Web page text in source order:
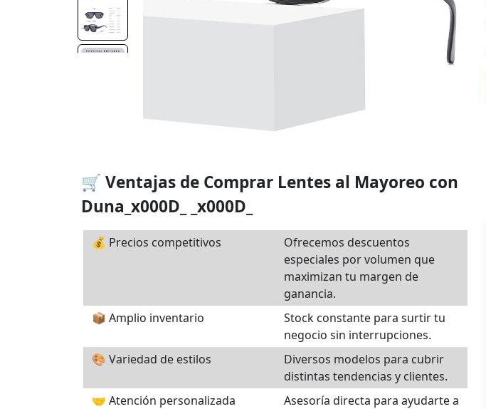
🛒 Ventajas de Comprar Lentes al Mayoreo con
Duna_x000D_ _x000D_
💰 Precios competitivos
Ofrecemos descuentos
especiales por volumen que
maximizan tu margen de
ganancia.
📦 Amplio inventario
Stock constante para surtir tu
negocio sin interrupciones.
🎨 Variedad de estilos
Diversos modelos para cubrir
distintas tendencias y clientes.
🤝 Atención personalizada
Asesoría directa para ayudarte a